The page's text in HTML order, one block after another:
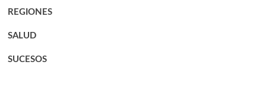
REGIONES
SALUD
SUCESOS